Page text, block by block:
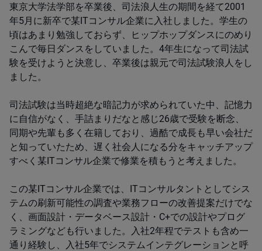
東京大学法学部を卒業後、司法浪人生の期間を経て2001
年5月に新卒で某ITコンサル企業に入社しました。学生の
頃はあまり勉強しておらず、ヒップホップダンスにのめり
こんで毎日ダンスをしていました。4年生になって司法試
験を受けようと決意し、卒業後は親元で司法試験浪人をし
ました。
司法試験は当時超絶な暗記力が求められていた中、記憶力
に自信がなく、手詰まりだなと感じ26歳で受験を断念、
同期や先輩も多く在籍しており、過酷で成長も早い会社だ
と知っていたため、遅く社会人になる分をキャッチアップ
すべく某ITコンサル企業で修業を積もうと考えました。
この某ITコンサル企業では、ITコンサルタントとしてシス
テムの刷新可能性の調査や業務フローの改善提案だけでな
く、画面設計・データベース設計・C+での設計やプログ
ラミングなども行いました。入社2年程でテストも含め一
通り経験し、入社5年でシステムインテグレーションと呼